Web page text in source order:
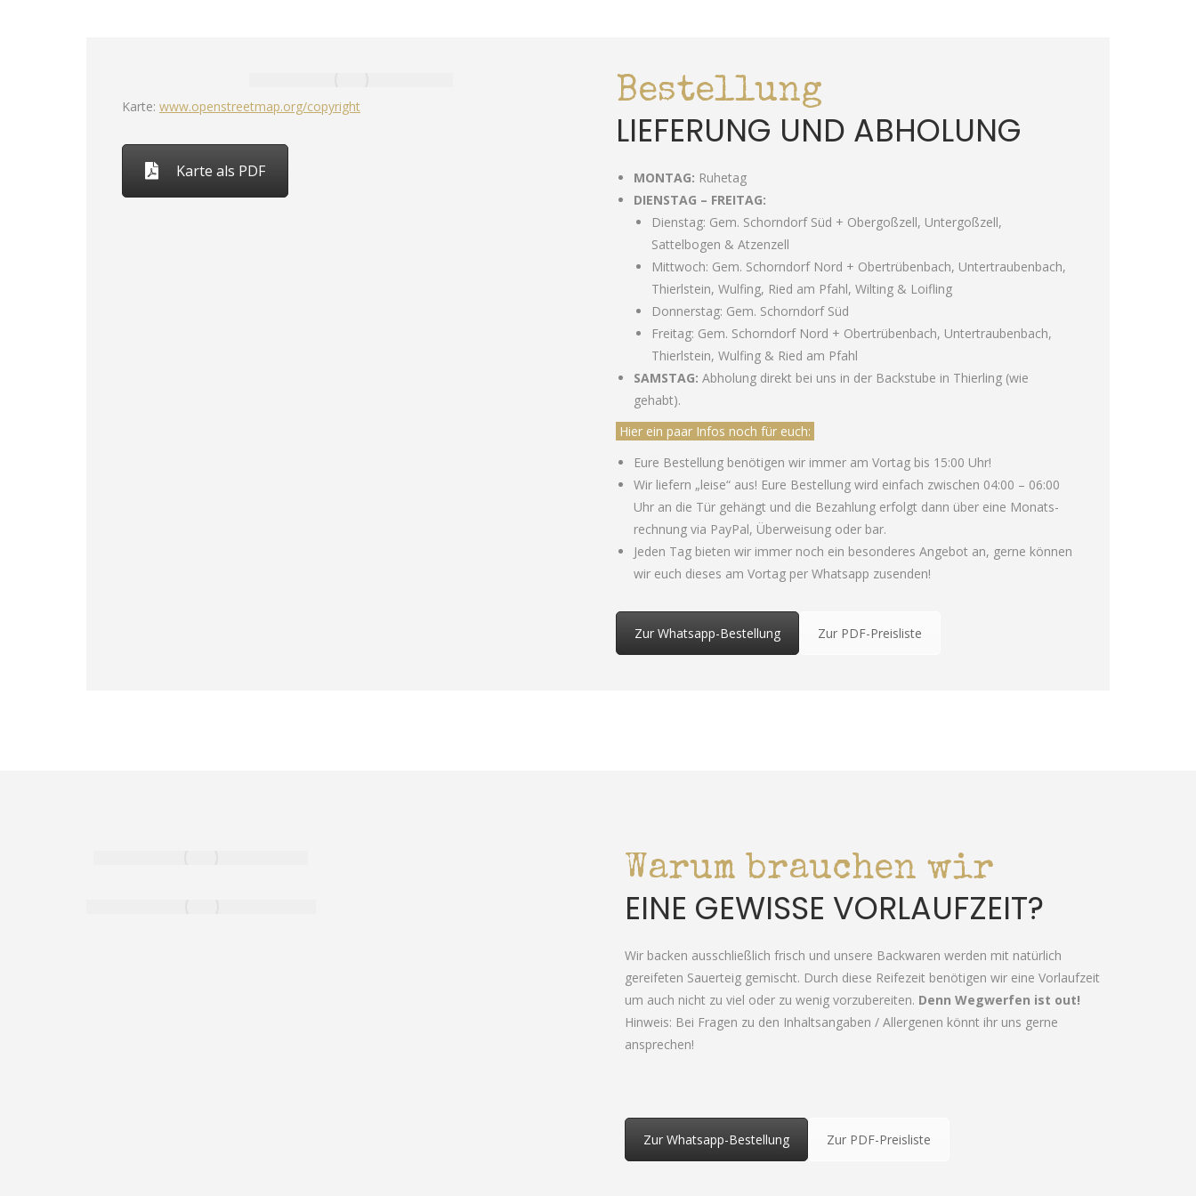
Karte: www.openstreetmap.org/copyright
Karte als PDF
Bestellung
LIEFERUNG UND ABHOLUNG
MONTAG: Ruhetag
DIENSTAG – FREITAG:
Dienstag: Gem. Schorndorf Süd + Obergoßzell, Untergoßzell,
Sattelbogen & Atzenzell
Mittwoch: Gem. Schorndorf Nord + Obertrübenbach, Untertraubenbach,
Thierlstein, Wulfing, Ried am Pfahl, Wilting & Loifling
Donnerstag: Gem. Schorndorf Süd
Freitag: Gem. Schorndorf Nord + Obertrübenbach, Untertraubenbach,
Thierlstein, Wulfing & Ried am Pfahl
SAMSTAG: Abholung direkt bei uns in der Backstube in Thierling (wie
gehabt).
Hier ein paar Infos noch für euch:
Eure Bestellung benötigen wir immer am Vortag bis 15:00 Uhr!
Wir liefern „leise“ aus! Eure Bestellung wird einfach zwischen 04:00 – 06:00
Uhr an die Tür gehängt und die Bezahlung erfolgt dann über eine Monats-
rechnung via PayPal, Überweisung oder bar.
Jeden Tag bieten wir immer noch ein besonderes Angebot an, gerne können
wir euch dieses am Vortag per Whatsapp zusenden!
Zur Whatsapp-Bestellung Zur PDF-Preisliste
Warum brauchen wir
EINE GEWISSE VORLAUFZEIT?
Wir backen ausschließlich frisch und unsere Backwaren werden mit natürlich
gereifeten Sauerteig gemischt. Durch diese Reifezeit benötigen wir eine Vorlaufzeit
um auch nicht zu viel oder zu wenig vorzubereiten. Denn Wegwerfen ist out!
Hinweis: Bei Fragen zu den Inhaltsangaben / Allergenen könnt ihr uns gerne
ansprechen!
Zur Whatsapp-Bestellung Zur PDF-Preisliste